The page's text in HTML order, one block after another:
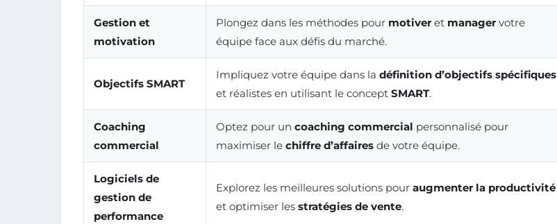
Gestion et
motivation
Plongez dans les méthodes pour motiver et manager votre
équipe face aux défis du marché.
Objectifs SMART
Impliquez votre équipe dans la définition d’objectifs spécifiques
et réalistes en utilisant le concept SMART.
Coaching
commercial
Optez pour un coaching commercial personnalisé pour
maximiser le chiffre d’affaires de votre équipe.
Logiciels de
gestion de
performance
Explorez les meilleures solutions pour augmenter la productivité
et optimiser les stratégies de vente.